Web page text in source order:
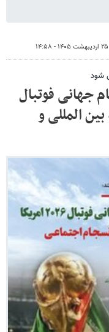
۲۵ اردیبهشت ۱۴۰۵ - ۱۴:۵۸
شود
جهانی فوتبال
بین المللی و